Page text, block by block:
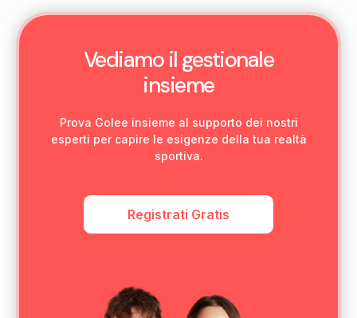
Vediamo il gestionale
insieme
Prova Golee insieme al supporto dei nostri
esperti per capire le esigenze della tua realtà
sportiva.
Registrati Gratis